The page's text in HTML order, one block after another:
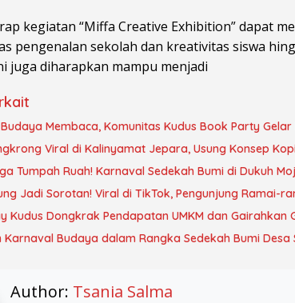
kegiatan “Miffa Creative Exhibition” dapat
pengenalan sekolah dan kreativitas siswa
juga diharapkan mampu menjadi
Membaca, Komunitas Kudus Book Party Gelar
Viral di Kalinyamat Jepara, Usung Konsep
Tumpah Ruah! Karnaval Sedekah Bumi di Dukuh
Jadi Sorotan! Viral di TikTok, Pengunjung Ramai-
Kudus Dongkrak Pendapatan UMKM dan Gairahkan
Karnaval Budaya dalam Rangka Sedekah Bumi Desa
Author: Tsania Salma